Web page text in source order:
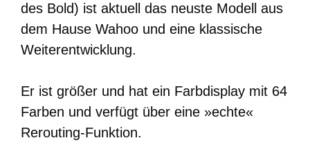
des Bold) ist aktuell das neuste Modell aus
dem Hause Wahoo und eine klassische
Weiterentwicklung.
Er ist größer und hat ein Farbdisplay mit 64
Farben und verfügt über eine »echte«
Rerouting-Funktion.